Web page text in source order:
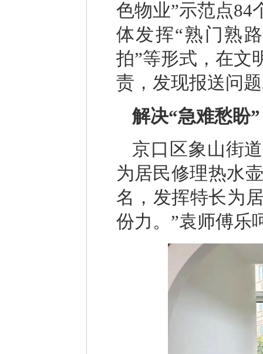
色物业”示范点84
体发挥“熟门熟
拍”等形式，在文
责，发现报送问
解决“急难愁盼
京口区象山街
为居民修理热水
名，发挥特长为
份力。”袁师傅乐